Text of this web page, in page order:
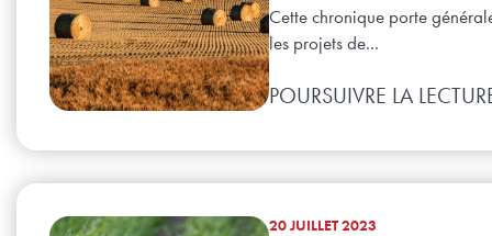
Cette chronique porte
les projets de...
POURSUIVRE LA
20 JUILLET 2023